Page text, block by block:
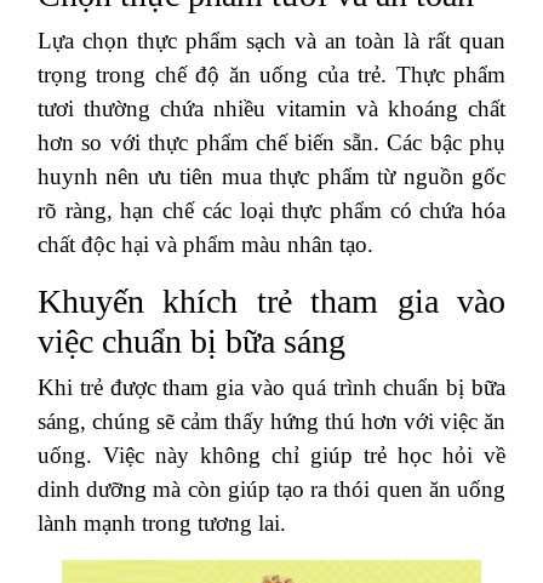
Lựa chọn thực phẩm sạch và an toàn là rất quan
trọng trong chế độ ăn uống của trẻ. Thực phẩm
tươi thường chứa nhiều vitamin và khoáng chất
hơn so với thực phẩm chế biến sẵn. Các bậc phụ
huynh nên ưu tiên mua thực phẩm từ nguồn gốc
rõ ràng, hạn chế các loại thực phẩm có chứa hóa
chất độc hại và phẩm màu nhân tạo.
Khuyến khích trẻ tham gia vào
việc chuẩn bị bữa sáng
Khi trẻ được tham gia vào quá trình chuẩn bị bữa
sáng, chúng sẽ cảm thấy hứng thú hơn với việc ăn
uống. Việc này không chỉ giúp trẻ học hỏi về
dinh dưỡng mà còn giúp tạo ra thói quen ăn uống
lành mạnh trong tương lai.